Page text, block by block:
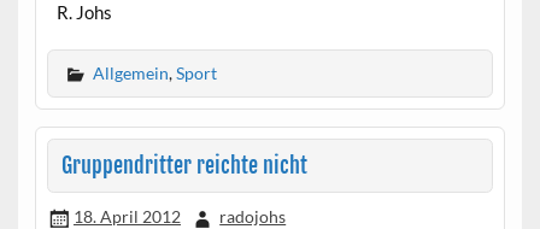
R. Johs
Allgemein,Sport
Gruppendritter reichte nicht
18. April 2012 radojohs